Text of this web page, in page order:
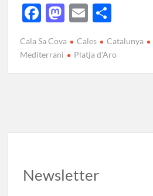
F
e
b
M
to
d
E
ail m
p
Cala Sa Cova Cales Catalunya
Mediterrani
Platja d'Aro
Newsletter